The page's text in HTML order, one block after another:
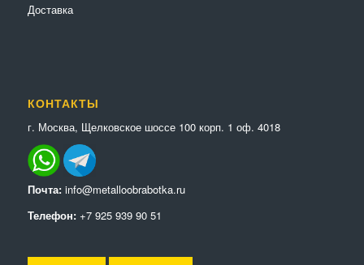
Доставка
КОНТАКТЫ
г. Москва, Щелковское шоссе 100 корп. 1 оф. 4018
Почта: info@metalloobrabotka.ru
Телефон: +7 925 939 90 51